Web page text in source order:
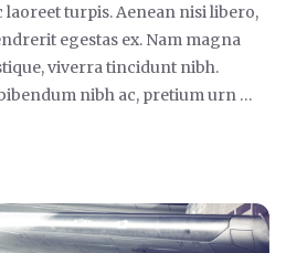
laoreet turpis. Aenean nisi libero,
egestas ex. Nam magna
viverra tincidunt nibh.
nibh ac, pretium urn …